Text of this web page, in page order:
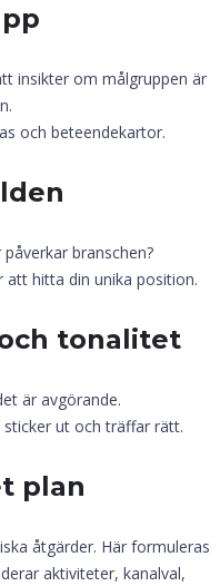
insikter om målgruppen är
och beteendekartor.
branschen?
att hitta din unika position.
tonalitet
är avgörande.
sticker ut och träffar rätt.
plan
åtgärder. Här formuleras
aktiviteter, kanalval,